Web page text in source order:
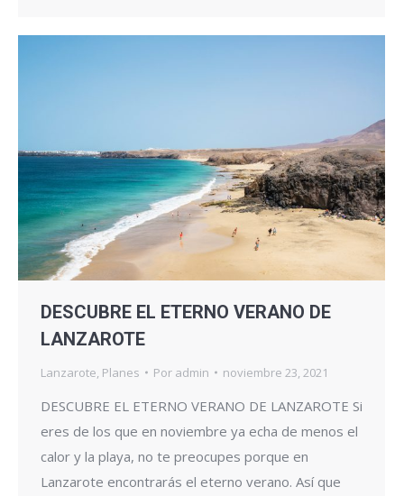
DESCUBRE EL ETERNO VERANO DE
LANZAROTE
Lanzarote Planes Por admin noviembre 23, 2021
DESCUBRE EL ETERNO VERANO DE LANZAROTE Si
eres de los que en noviembre ya echa de menos el
calor y la playa, no te preocupes porque en
Lanzarote encontrarás el eterno verano. Así que